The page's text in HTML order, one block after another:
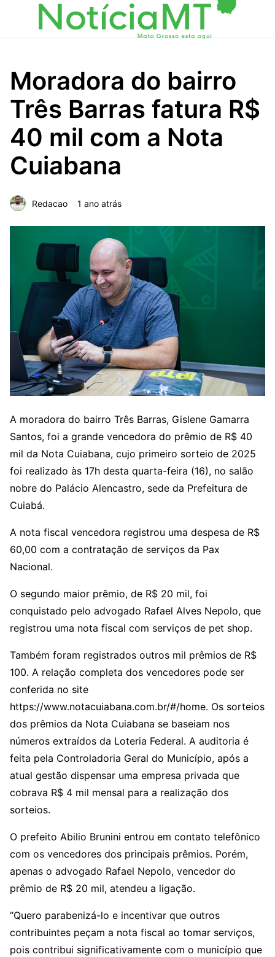
Moradora do bairro
Três Barras fatura R$
40 mil com a Nota
Cuiabana
Redacao 1 ano atrás
A moradora do bairro Três Barras, Gislene Gamarra
Santos, foi a grande vencedora do prêmio de R$ 40
mil da Nota Cuiabana, cujo primeiro sorteio de 2025
foi realizado às 17h desta quarta-feira (16), no salão
nobre do Palácio Alencastro, sede da Prefeitura de
Cuiabá.
A nota fiscal vencedora registrou uma despesa de R$
60,00 com a contratação de serviços da Pax
Nacional.
O segundo maior prêmio, de R$ 20 mil, foi
conquistado pelo advogado Rafael Alves Nepolo, que
registrou uma nota fiscal com serviços de pet shop.
Também foram registrados outros mil prêmios de R$
100. A relação completa dos vencedores pode ser
conferida no site
https://www.notacuiabana.com.br/#/home. Os sorteios
dos prêmios da Nota Cuiabana se baseiam nos
números extraídos da Loteria Federal. A auditoria é
feita pela Controladoria Geral do Município, após a
atual gestão dispensar uma empresa privada que
cobrava R$ 4 mil mensal para a realização dos
sorteios.
O prefeito Abilio Brunini entrou em contato telefônico
com os vencedores dos principais prêmios. Porém,
apenas o advogado Rafael Nepolo, vencedor do
prêmio de R$ 20 mil, atendeu a ligação.
“Quero parabenizá-lo e incentivar que outros
contribuintes peçam a nota fiscal ao tomar serviços,
pois contribui significativamente com o município que